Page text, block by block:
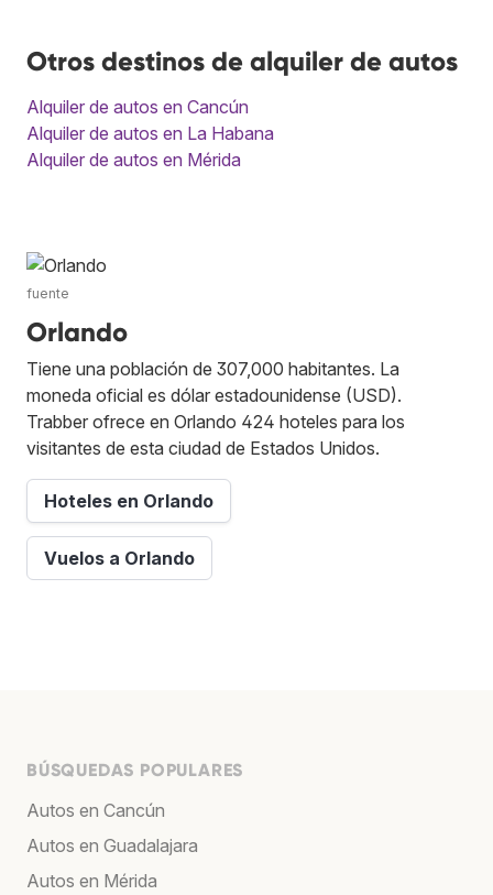
Otros destinos de alquiler de autos
Alquiler de autos en Cancún
Alquiler de autos en La Habana
Alquiler de autos en Mérida
fuente
Orlando
Tiene una población de 307,000 habitantes. La
moneda oficial es dólar estadounidense (USD).
Trabber ofrece en Orlando 424 hoteles para los
visitantes de esta ciudad de Estados Unidos.
Hoteles en Orlando
Vuelos a Orlando
BÚSQUEDAS POPULARES
Autos en Cancún
Autos en Guadalajara
Autos en Mérida